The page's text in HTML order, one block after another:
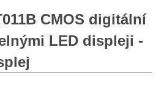
CMOS digitální
LED displeji -